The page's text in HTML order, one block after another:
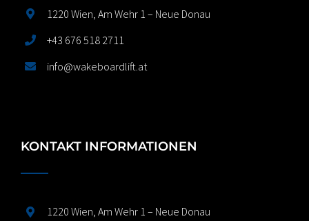
1220 Wien, Am Wehr 1 – Neue Donau
+43 676 518 2711
info@wakeboardlift.at
KONTAKT INFORMATIONEN
1220 Wien, Am Wehr 1 – Neue Donau